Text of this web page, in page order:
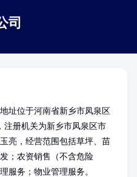
司
址位于河南省新乡市凤泉区
注册机关为新乡市凤泉区市
亮，经营范围包括草坪、苗
；农资销售（不含危险
服务；物业管理服务。